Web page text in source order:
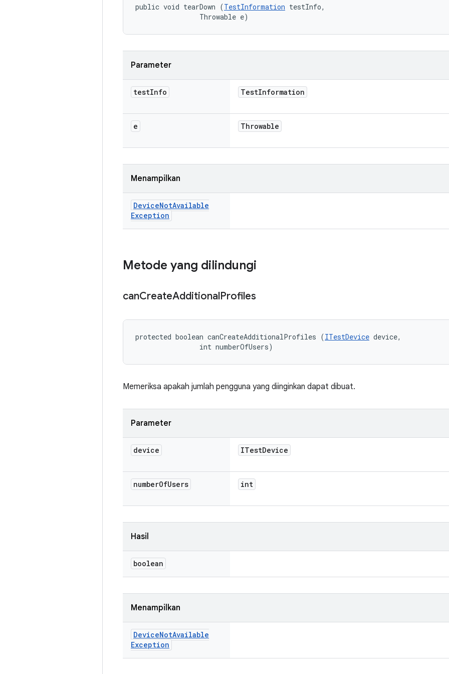
public void tearDown (TestInformation testInfo,
                Throwable e)
Parameter
testInfo TestInformation
e Throwable
Menampilkan
DeviceNotAvailable
Exception
Metode yang dilindungi
canCreateAdditionalProfiles
protected boolean canCreateAdditionalProfiles (ITestDevice device,
                int numberOfUsers)
Memeriksa apakah jumlah pengguna yang diinginkan dapat dibuat.
Parameter
device ITestDevice
numberOfUsers int
Hasil
boolean
Menampilkan
DeviceNotAvailable
Exception